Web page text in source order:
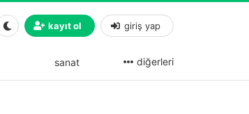
kayıt ol giriş yap
sanat diğerleri